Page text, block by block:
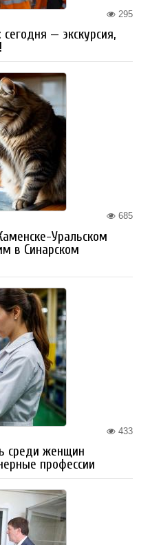
295
— экскурсия,
685
Уральском
в Синарском
433
среди женщин
профессии